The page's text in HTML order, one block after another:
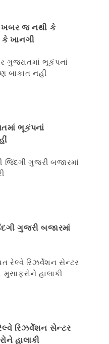
ખબર જ નથી કે
ખાનગી
ભૂકંપનાં
ગુજરી બજારમાં
રિઝર્વેશન સેન્ટર
હાલાકી